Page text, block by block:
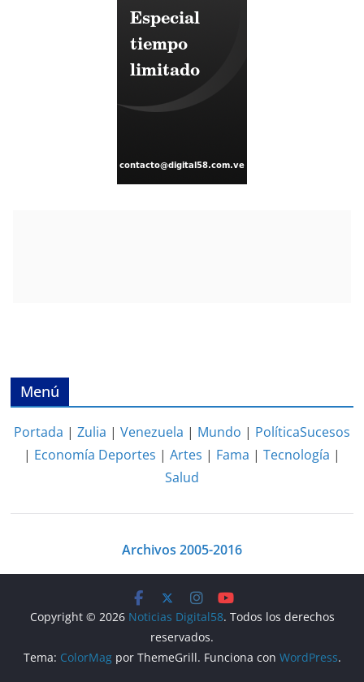
Menú
Portada | Zulia | Venezuela | Mundo | PolíticaSucesos
| Economía Deportes | Artes | Fama | Tecnología |
Salud
Archivos 2005-2016
Copyright © 2026 Noticias Digital58. Todos los derechos
reservados.
Tema: ColorMagpor ThemeGrill. Funciona con WordPress.